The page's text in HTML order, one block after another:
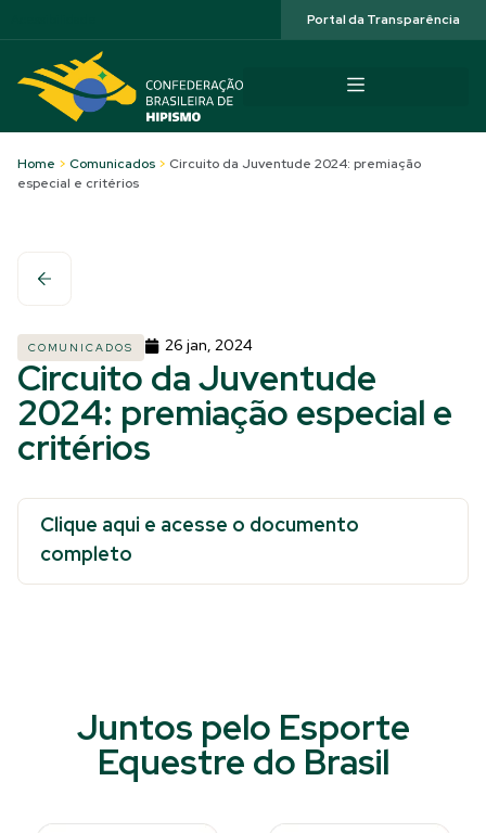
Portal da Transparência
Home > Comunicados > Circuito da Juventude 2024: premiação
especial e critérios
COMUNICADOS 26 jan, 2024
Circuito da Juventude
2024: premiação especial e
critérios
Clique aqui e acesse o documento
completo
Juntos pelo Esporte
Equestre do Brasil